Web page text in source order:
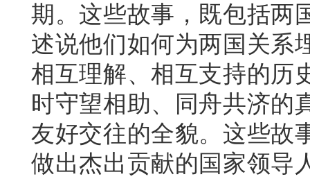
期。这些故事，既包括两
述说他们如何为两国关系
相互理解、相互支持的历
时守望相助、同舟共济的
友好交往的全貌。这些故
做出杰出贡献的国家领导